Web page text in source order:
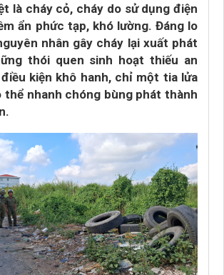
là cháy cỏ, cháy do sử dụng điện
ẩn phức tạp, khó lường. Đáng lo
nhân gây cháy lại xuất phát
thói quen sinh hoạt thiếu an
kiện khô hanh, chỉ một tia lửa
thể nhanh chóng bùng phát thành